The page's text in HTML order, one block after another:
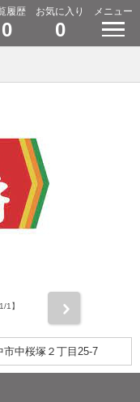
履歴
0
お気に入り
0
メニュー
1/1】
市中桜塚２丁目25-7